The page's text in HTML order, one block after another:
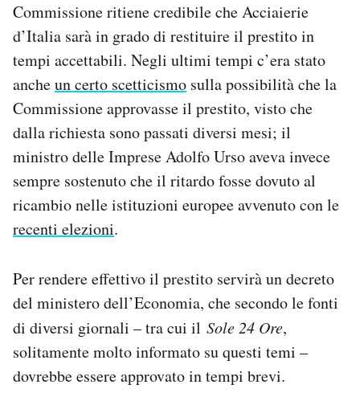
Commissione ritiene credibile che Acciaierie
d’Italia sarà in grado di restituire il prestito in
tempi accettabili. Negli ultimi tempi c’era stato
ancheun certo scetticismo sulla possibilità che la
Commissione approvasse il prestito, visto che
dalla richiesta sono passati diversi mesi; il
ministro delle Imprese Adolfo Urso aveva invece
sempre sostenuto che il ritardo fosse dovuto al
ricambio nelle istituzioni europee avvenuto con le
recenti elezioni.
Per rendere effettivo il prestito servirà un decreto
del ministero dell’Economia, che secondo le fonti
di diversi giornali – tra cui il Sole 24 Ore,
solitamente molto informato su questi temi –
dovrebbe essere approvato in tempi brevi.